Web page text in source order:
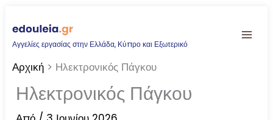
στο
περιεχόμενο
Αγγελίες εργασίας στην Ελλάδα, Κύπρο και Εξωτερικό
Αρχική Ηλεκτρονικός Πάγκου
Ηλεκτρονικός Πάγκου